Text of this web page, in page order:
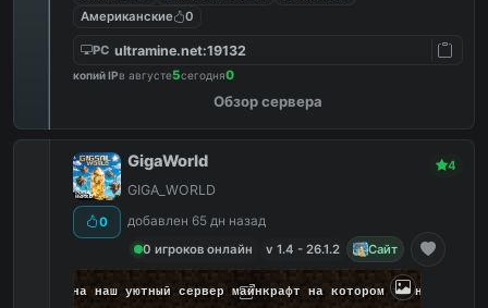
Американские
0
PC ultramine.net:19132
копий IPв августе5сегодня0
Обзор сервера
0
GigaWorld 4
GIGA_WORLD
добавлен 65 дн назад
0 игроков онлайн
v 1.4 - 26.1.2 Сайт
на наш уютный сервер майнкрафт на котором ты найдёшь